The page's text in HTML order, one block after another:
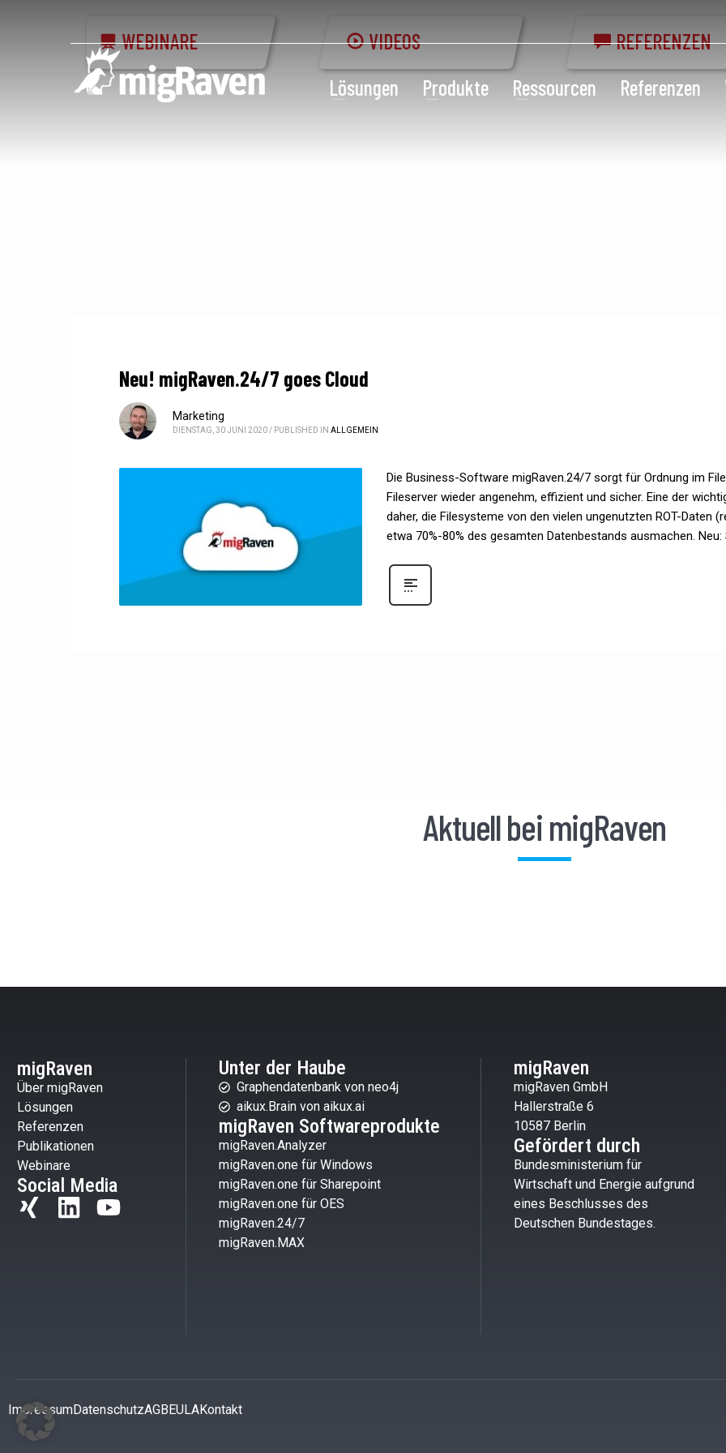
Lösungen Produkte Ressourcen Referenzen
WEBINARE VIDEOS REFERENZEN
Neu! migRaven.24/7 goes Cloud
Marketing
DIENSTAG, 30 JUNI 2020 / PUBLISHED IN ALLGEMEIN
Die Business-Software migRaven.24/7 sorgt für Ordnung im
Fileserver wieder angenehm, effizient und sicher. Eine der
daher, die Filesysteme von den vielen ungenutzten ROT-Daten
etwa 70%-80% des gesamten Datenbestands ausmachen. Neu:
Aktuell bei migRaven
migRaven
Über migRaven
Lösungen
Referenzen
Publikationen
Webinare
Social Media
Unter der Haube
Graphendatenbank von neo4j
aikux.Brain von aikux.ai
migRaven Softwareprodukte
migRaven.Analyzer
migRaven.one für Windows
migRaven.one für Sharepoint
migRaven.one für OES
migRaven.24/7
migRaven.MAX
migRaven
migRaven GmbH
Hallerstraße 6
10587 Berlin
Gefördert durch
Bundesministerium für
Wirtschaft und Energie aufgrund
eines Beschlusses des
Deutschen Bundestages.
ImpressumDatenschutzAGB EULAKontakt